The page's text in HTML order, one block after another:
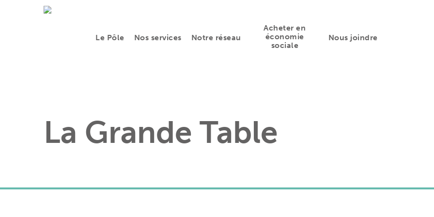
Le Pôle Nos services Notre réseau
Acheter en
économie
sociale
Nous joindre
La Grande Table